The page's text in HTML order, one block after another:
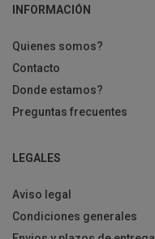
INFORMACIÓN
Quienes somos?
Contacto
Donde estamos?
Preguntas frecuentes
LEGALES
Aviso legal
Condiciones generales